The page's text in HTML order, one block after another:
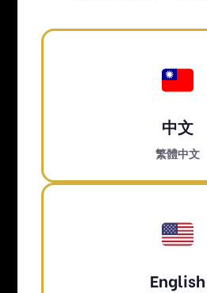
中文
繁體中文
English
Co., Ltd.
+886 - 0973-737-638
richhm@hungmeng.com
@hm888
Ltd. All Rights